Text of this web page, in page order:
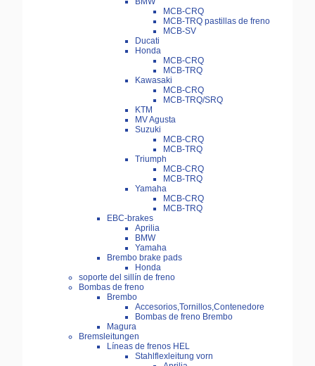
MCB-CRQ
MCB-TRQ pastillas de freno
MCB-SV
Ducati
Honda
MCB-CRQ
MCB-TRQ
Kawasaki
MCB-CRQ
MCB-TRQ/SRQ
KTM
MV Agusta
Suzuki
MCB-CRQ
MCB-TRQ
Triumph
MCB-CRQ
MCB-TRQ
Yamaha
MCB-CRQ
MCB-TRQ
EBC-brakes
Aprilia
BMW
Yamaha
Brembo brake pads
Honda
soporte del sillín de freno
Bombas de freno
Brembo
Accesorios,Tornillos,Contenedore
Bombas de freno Brembo
Magura
Bremsleitungen
Líneas de frenos HEL
Stahlflexleitung vorn